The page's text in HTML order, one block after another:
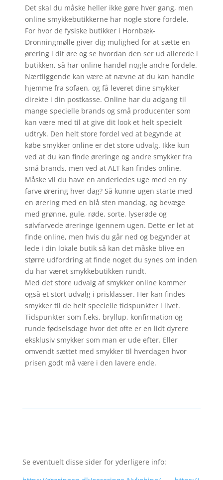
Det skal du måske heller ikke gøre hver gang, men
online smykkebutikkerne har nogle store fordele.
For hvor de fysiske butikker i Hornbæk-
Dronningmølle giver dig mulighed for at sætte en
ørering i dit øre og se hvordan den ser ud allerede i
butikken, så har online handel nogle andre fordele.
Nærtliggende kan være at nævne at du kan handle
hjemme fra sofaen, og få leveret dine smykker
direkte i din postkasse. Online har du adgang til
mange specielle brands og små producenter som
kan være med til at give dit look et helt specielt
udtryk. Den helt store fordel ved at begynde at
købe smykker online er det store udvalg. Ikke kun
ved at du kan finde øreringe og andre smykker fra
små brands, men ved at ALT kan findes online.
Måske vil du have en anderledes uge med en ny
farve ørering hver dag? Så kunne ugen starte med
en ørering med en blå sten mandag, og bevæge
med grønne, gule, røde, sorte, lyserøde og
sølvfarvede øreringe igennem ugen. Dette er let at
finde online, men hvis du går ned og begynder at
lede i din lokale butik så kan det måske blive en
større udfordring at finde noget du synes om inden
du har været smykkebutikken rundt.
Med det store udvalg af smykker online kommer
også et stort udvalg i prisklasser. Her kan findes
smykker til de helt specielle tidspunkter i livet.
Tidspunkter som f.eks. bryllup, konfirmation og
runde fødselsdage hvor det ofte er en lidt dyrere
eksklusiv smykker som man er ude efter. Eller
omvendt sættet med smykker til hverdagen hvor
prisen godt må være i den lavere ende.
Se eventuelt disse sider for yderligere info: